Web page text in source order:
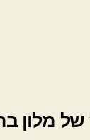
מלון